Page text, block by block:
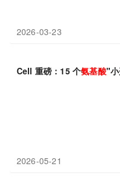
2026-03-23
Cell 重磅：15 个氨基酸"小
2026-05-21